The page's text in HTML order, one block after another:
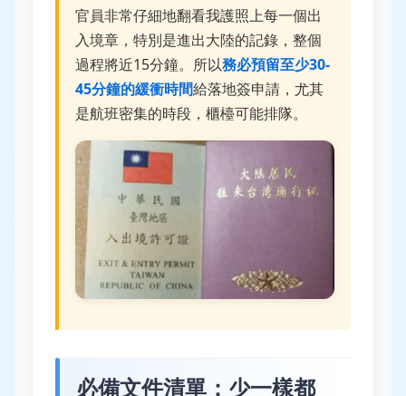
官員非常仔細地翻看我護照上每一個出
入境章，特別是進出大陸的記錄，整個
過程將近15分鐘。所以務必預留至少30-
45分鐘的緩衝時間給落地簽申請，尤其
是航班密集的時段，櫃檯可能排隊。
必備文件清單：少一樣都